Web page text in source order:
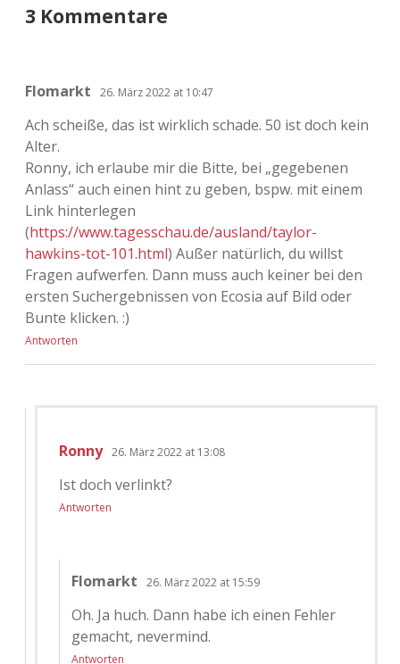
3 Kommentare
Flomarkt 26. März 2022 at 10:47
Ach scheiße, das ist wirklich schade. 50 ist doch kein
Alter.
Ronny, ich erlaube mir die Bitte, bei „gegebenen
Anlass“ auch einen hint zu geben, bspw. mit einem
Link hinterlegen
(https://www.tagesschau.de/ausland/taylor-
hawkins-tot-101.html) Außer natürlich, du willst
Fragen aufwerfen. Dann muss auch keiner bei den
ersten Suchergebnissen von Ecosia auf Bild oder
Bunte klicken. :)
Antworten
Ronny 26. März 2022 at 13:08
Ist doch verlinkt?
Antworten
Flomarkt 26. März 2022 at 15:59
Oh. Ja huch. Dann habe ich einen Fehler
gemacht, nevermind.
Antworten